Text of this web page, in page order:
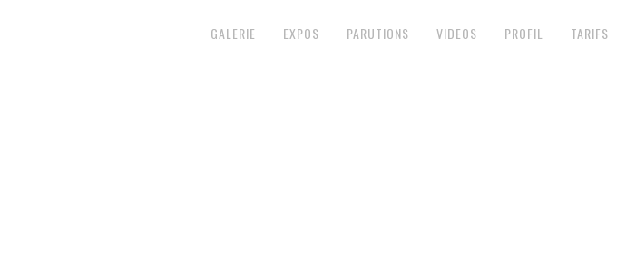
GALERIE EXPOS PARUTIONS VIDEOS PROFIL TARIFS